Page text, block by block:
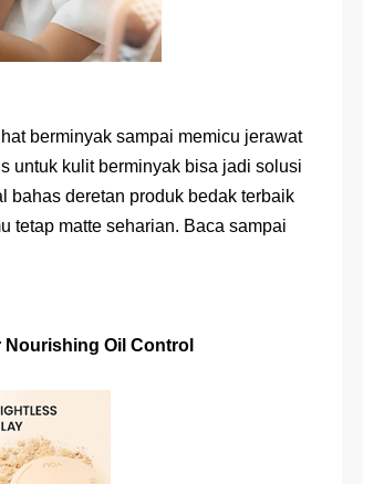
SMP
Sekolah Dasar
berminyak sampai memicu jerawat
untuk kulit berminyak bisa jadi solusi
bahas deretan produk bedak terbaik
tetap matte seharian. Baca sampai
Nourishing Oil Control